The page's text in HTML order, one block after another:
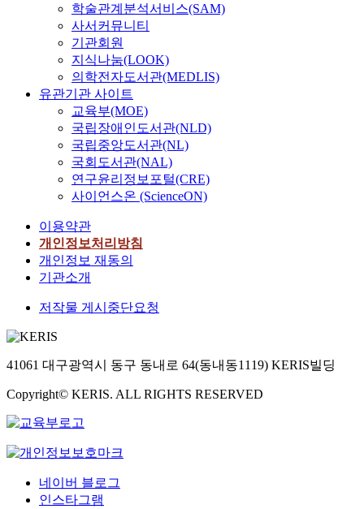
학술관계분석서비스(SAM)
사서커뮤니티
기관회원
지식나눔(LOOK)
의학전자도서관(MEDLIS)
유관기관 사이트
교육부(MOE)
국립장애인도서관(NLD)
국립중앙도서관(NL)
국회도서관(NAL)
연구윤리정보포털(CRE)
사이언스온 (ScienceON)
이용약관
개인정보처리방침
개인정보 재동의
기관소개
저작물 게시중단요청
41061 대구광역시 동구 동내로 64(동내동1119) KERIS빌딩
Copyright© KERIS. ALL RIGHTS RESERVED
네이버 블로그
인스타그램